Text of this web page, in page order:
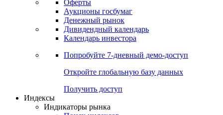
Календарь событий
Дефолты
Размещения
Оферты
Денежный рынок
Календарь инвестора
Попробуйте7-дневный
Откройте глобальную базу данных